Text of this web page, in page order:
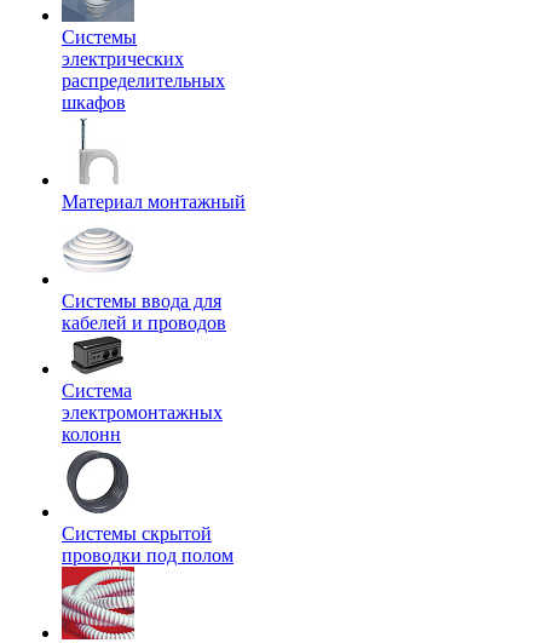
Системы
электрических
распределительных
шкафов
Материал монтажный
Системы ввода для
кабелей и проводов
Система
электромонтажных
колонн
Системы скрытой
проводки под полом